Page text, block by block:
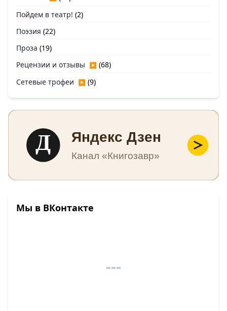
Пойдем в театр! (2)
Поэзия (22)
Проза (19)
Рецензии и отзывы ▶ (68)
Сетевые трофеи ▶ (9)
Д Яндекс Дзен
Канал «Книгозавр»
Мы в ВКонтакте